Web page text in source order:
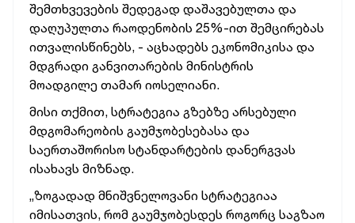
შემთხვევების შედეგად დაშავებულთა და
დაღუპულთა რაოდენობის 25%-ით შემცირებას
ითვალისწინებს, - აცხადებს ეკონომიკისა და
მდგრადი განვითარების მინისტრის
მოადგილე თამარ იოსელიანი.
მისი თქმით, სტრატეგია გზებზე არსებული
მდგომარეობის გაუმჯობესებასა და
საერთაშორისო სტანდარტების დანერგვას
ისახავს მიზნად.
„ზოგადად მნიშვნელოვანი სტრატეგიაა
იმისათვის, რომ გაუმჯობესდეს როგორც საგზაო